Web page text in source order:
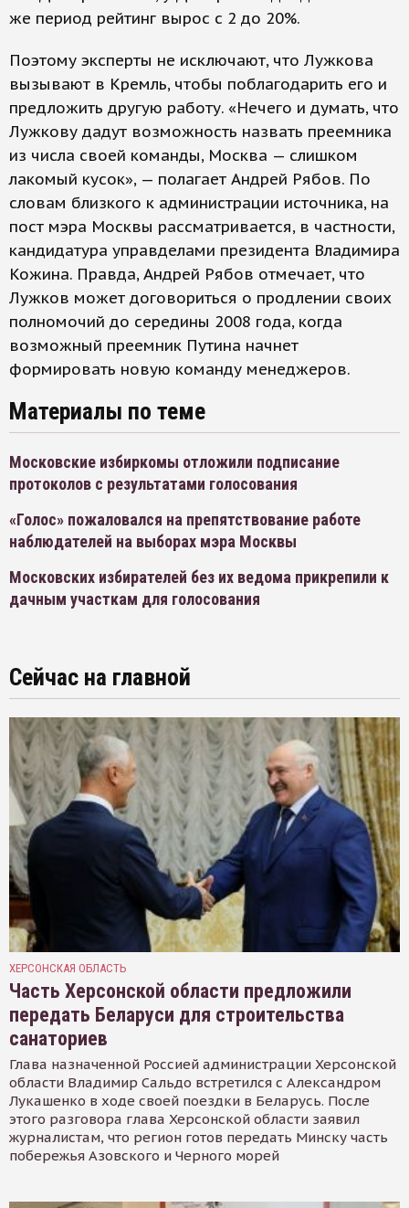
же период рейтинг вырос с 2 до 20%.
Поэтому эксперты не исключают, что Лужкова
вызывают в Кремль, чтобы поблагодарить его и
предложить другую работу. «Нечего и думать, что
Лужкову дадут возможность назвать преемника
из числа своей команды, Москва — слишком
лакомый кусок», — полагает Андрей Рябов. По
словам близкого к администрации источника, на
пост мэра Москвы рассматривается, в частности,
кандидатура управделами президента Владимира
Кожина. Правда, Андрей Рябов отмечает, что
Лужков может договориться о продлении своих
полномочий до середины 2008 года, когда
возможный преемник Путина начнет
формировать новую команду менеджеров.
Материалы по теме
Московские избиркомы отложили подписание
протоколов с результатами голосования
«Голос» пожаловался на препятствование работе
наблюдателей на выборах мэра Москвы
Московских избирателей без их ведома прикрепили к
дачным участкам для голосования
Сейчас на главной
ХЕРСОНСКАЯ ОБЛАСТЬ
Часть Херсонской области предложили
передать Беларуси для строительства
санаториев
Глава назначенной Россией администрации Херсонской
области Владимир Сальдо встретился с Александром
Лукашенко в ходе своей поездки в Беларусь. После
этого разговора глава Херсонской области заявил
журналистам, что регион готов передать Минску часть
побережья Азовского и Черного морей